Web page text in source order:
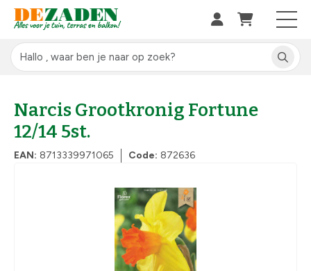
Narcis Grootkronig Fortune
12/14 5st.
EAN: 8713339971065 Code: 872636